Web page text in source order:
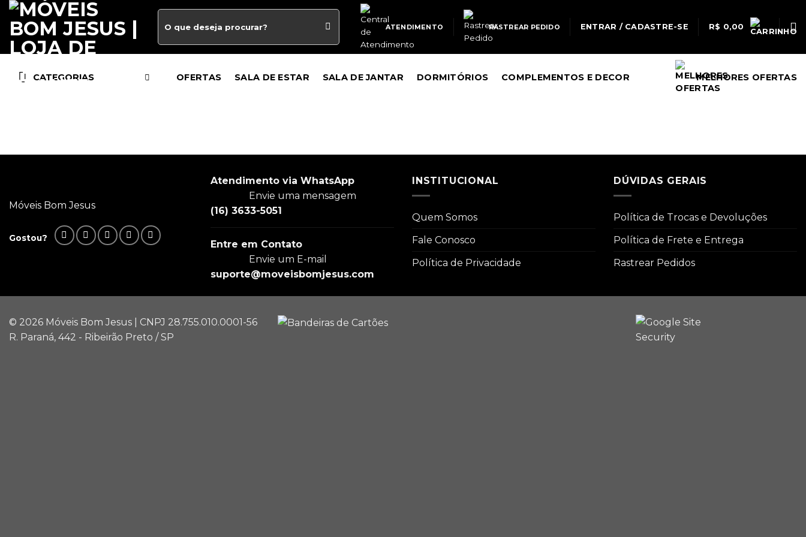
ATENDIMENTO RASTREAR PEDIDO ENTRAR / CADASTRE-SE R$ 0,00
CATEGORIAS OFERTAS SALA DE ESTAR SALA DE JANTAR DORMITÓRIOS COMPLEMENTOS E DECOR MELHORES OFERTAS
Móveis Bom Jesus
Gostou?
Atendimento via WhatsApp
Envie uma mensagem
(16) 3633-5051
Entre em Contato
Envie um E-mail
suporte@moveisbomjesus.com
INSTITUCIONAL
Quem Somos
Fale Conosco
Política de Privacidade
DÚVIDAS GERAIS
Política de Trocas e Devoluções
Política de Frete e Entrega
Rastrear Pedidos
© 2026 Móveis Bom Jesus | CNPJ 28.755.010.0001-56
R. Paraná, 442 - Ribeirão Preto / SP